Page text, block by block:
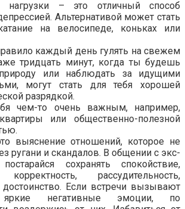
нагрузки – это отличный способ
Альтернативой может стать
на велосипеде, коньках или
каждый день гулять на свежем
тридцать минут, когда ты будешь
или наблюдать за идущими
могут стать для тебя хорошей
разрядкой.
чем-то очень важным, например,
или общественно-полезной
выяснение отношений, которое не
ругани и скандалов. В общении с экс-
сохранять спокойствие,
корректность, рассудительность,
достоинство. Если встречи вызывают
негативные эмоции, по